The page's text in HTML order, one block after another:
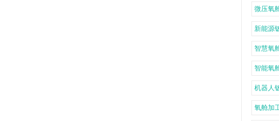
微压氧
新能源
智慧氧
智能氧
机器人
氧舱加